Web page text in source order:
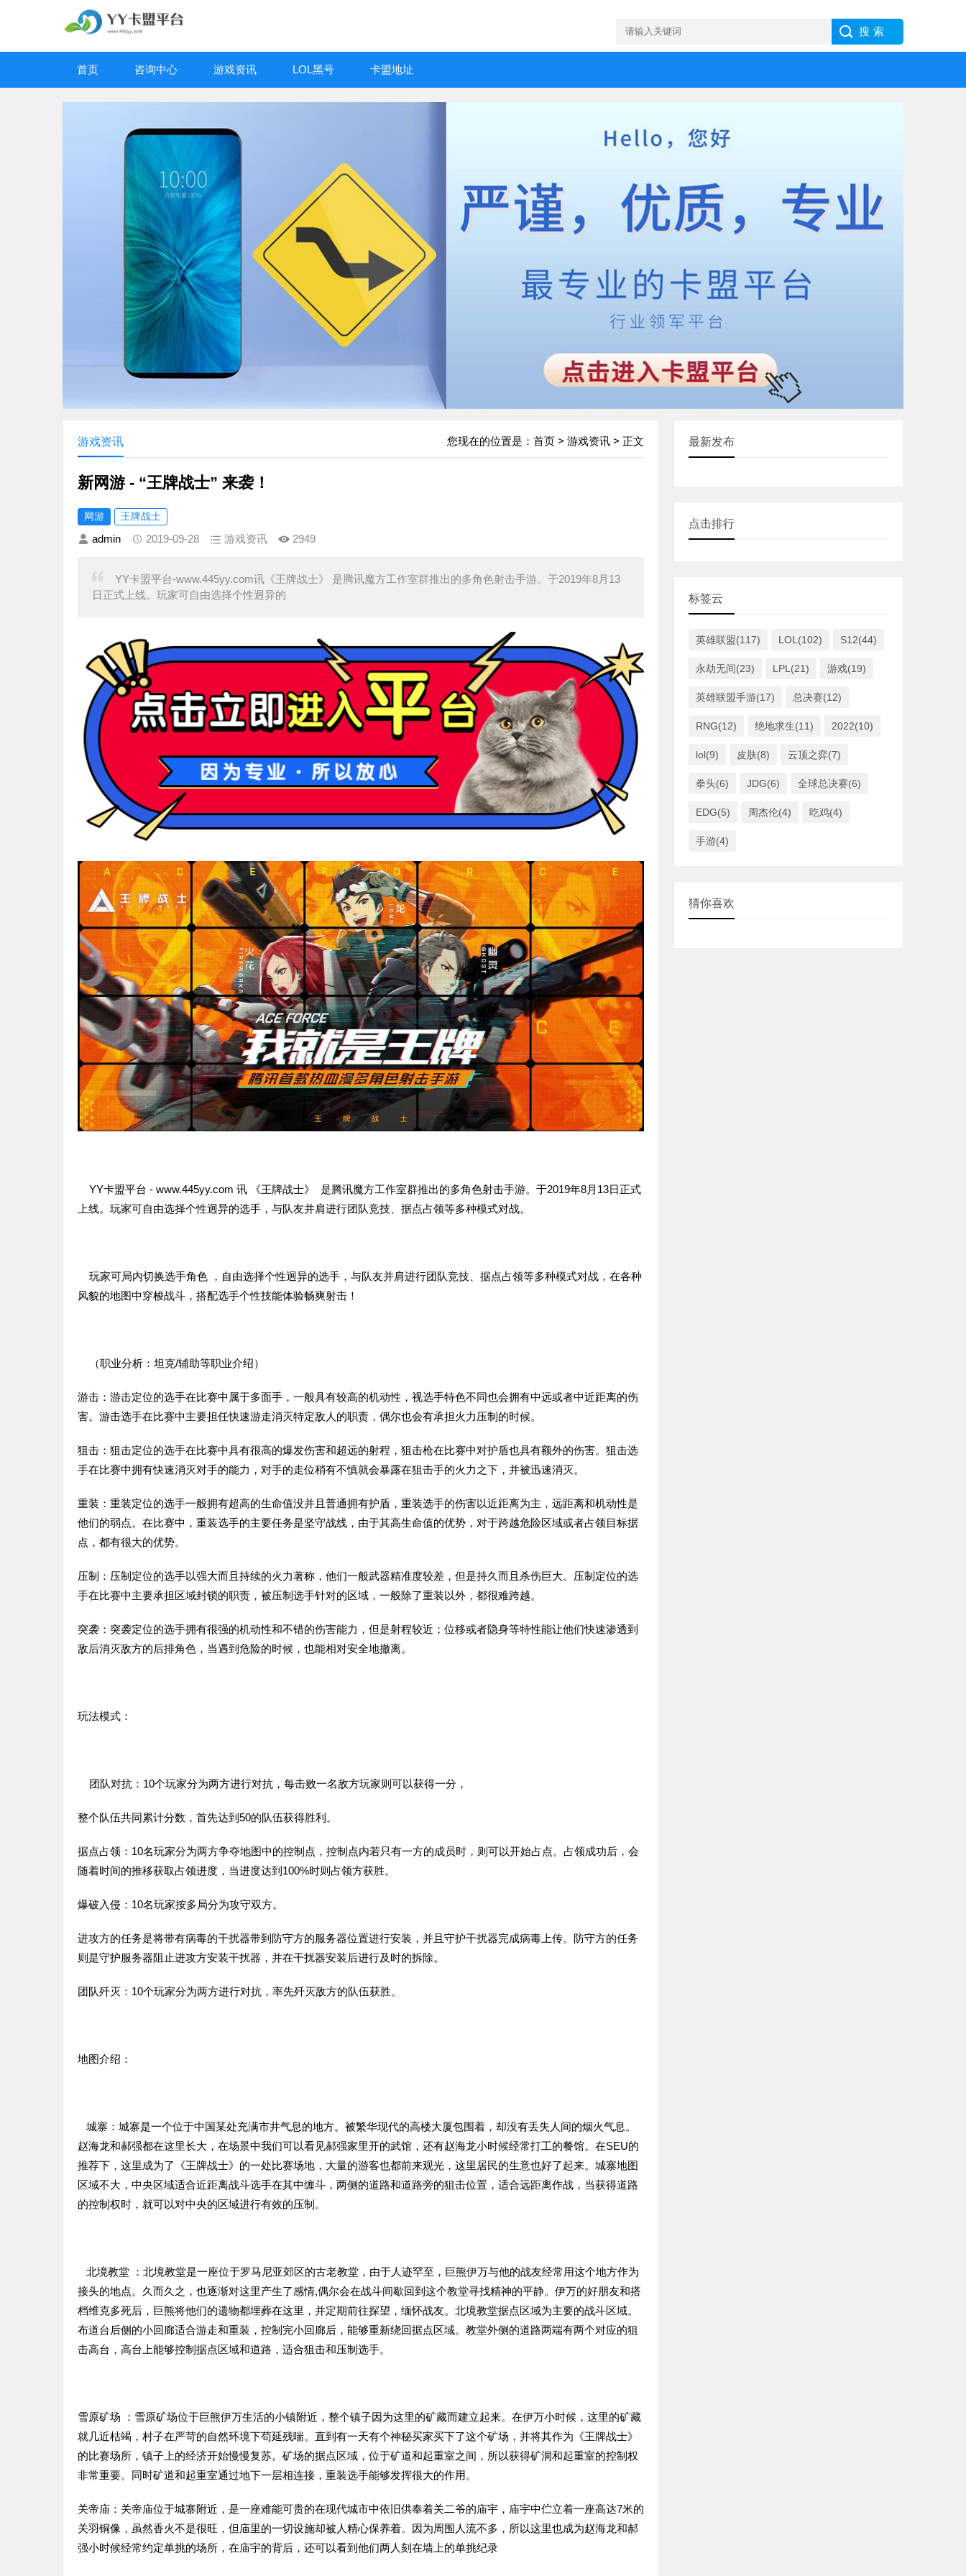
首页 咨询中心 游戏资讯 LOL黑号 卡盟地址
您现在的位置是： 首页 > 游戏资讯 > 正文
游戏资讯
新网游 - “王牌战士” 来袭！
网游 王牌战士
admin 2019-09-28 游戏资讯 2949
YY卡盟平台-www.445yy.com讯《王牌战士》 是腾讯魔方工作室群推出的多角色射击手游。于2019年8月13
日正式上线。玩家可自由选择个性迥异的
YY卡盟平台 - www.445yy.com 讯 《王牌战士》 是腾讯魔方工作室群推出的多角色射击手游。于2019年8月13日正式
上线。玩家可自由选择个性迥异的选手，与队友并肩进行团队竞技、据点占领等多种模式对战。
玩家可局内切换选手角色 ，自由选择个性迥异的选手，与队友并肩进行团队竞技、据点占领等多种模式对战，在各种
风貌的地图中穿梭战斗，搭配选手个性技能体验畅爽射击！
（职业分析：坦克/辅助等职业介绍）
游击：游击定位的选手在比赛中属于多面手，一般具有较高的机动性，视选手特色不同也会拥有中远或者中近距离的伤
害。游击选手在比赛中主要担任快速游走消灭特定敌人的职责，偶尔也会有承担火力压制的时候。
狙击：狙击定位的选手在比赛中具有很高的爆发伤害和超远的射程，狙击枪在比赛中对护盾也具有额外的伤害。狙击选
手在比赛中拥有快速消灭对手的能力，对手的走位稍有不慎就会暴露在狙击手的火力之下，并被迅速消灭。
重装：重装定位的选手一般拥有超高的生命值没并且普通拥有护盾，重装选手的伤害以近距离为主，远距离和机动性是
他们的弱点。在比赛中，重装选手的主要任务是坚守战线，由于其高生命值的优势，对于跨越危险区域或者占领目标据
点，都有很大的优势。
压制：压制定位的选手以强大而且持续的火力著称，他们一般武器精准度较差，但是持久而且杀伤巨大。压制定位的选
手在比赛中主要承担区域封锁的职责，被压制选手针对的区域，一般除了重装以外，都很难跨越。
突袭：突袭定位的选手拥有很强的机动性和不错的伤害能力，但是射程较近；位移或者隐身等特性能让他们快速渗透到
敌后消灭敌方的后排角色，当遇到危险的时候，也能相对安全地撤离。
玩法模式：
团队对抗：10个玩家分为两方进行对抗，每击败一名敌方玩家则可以获得一分，
整个队伍共同累计分数，首先达到50的队伍获得胜利。
据点占领：10名玩家分为两方争夺地图中的控制点，控制点内若只有一方的成员时，则可以开始占点。占领成功后，会
随着时间的推移获取占领进度，当进度达到100%时则占领方获胜。
爆破入侵：10名玩家按多局分为攻守双方。
进攻方的任务是将带有病毒的干扰器带到防守方的服务器位置进行安装，并且守护干扰器完成病毒上传。防守方的任务
则是守护服务器阻止进攻方安装干扰器，并在干扰器安装后进行及时的拆除。
团队歼灭：10个玩家分为两方进行对抗，率先歼灭敌方的队伍获胜。
地图介绍：
城寨：城寨是一个位于中国某处充满市井气息的地方。被繁华现代的高楼大厦包围着，却没有丢失人间的烟火气息。
赵海龙和郝强都在这里长大，在场景中我们可以看见郝强家里开的武馆，还有赵海龙小时候经常打工的餐馆。在SEU的
推荐下，这里成为了《王牌战士》的一处比赛场地，大量的游客也都前来观光，这里居民的生意也好了起来。城寨地图
区域不大，中央区域适合近距离战斗选手在其中缠斗，两侧的道路和道路旁的狙击位置，适合远距离作战，当获得道路
的控制权时，就可以对中央的区域进行有效的压制。
北境教堂 ：北境教堂是一座位于罗马尼亚郊区的古老教堂，由于人迹罕至，巨熊伊万与他的战友经常用这个地方作为
接头的地点。久而久之，也逐渐对这里产生了感情,偶尔会在战斗间歇回到这个教堂寻找精神的平静。伊万的好朋友和搭
档维克多死后，巨熊将他们的遗物都埋葬在这里，并定期前往探望，缅怀战友。北境教堂据点区域为主要的战斗区域。
布道台后侧的小回廊适合游走和重装，控制完小回廊后，能够重新绕回据点区域。教堂外侧的道路两端有两个对应的狙
击高台，高台上能够控制据点区域和道路，适合狙击和压制选手。
雪原矿场 ：雪原矿场位于巨熊伊万生活的小镇附近，整个镇子因为这里的矿藏而建立起来。在伊万小时候，这里的矿藏
就几近枯竭，村子在严苛的自然环境下苟延残喘。直到有一天有个神秘买家买下了这个矿场，并将其作为《王牌战士》
的比赛场所，镇子上的经济开始慢慢复苏。矿场的据点区域，位于矿道和起重室之间，所以获得矿洞和起重室的控制权
非常重要。同时矿道和起重室通过地下一层相连接，重装选手能够发挥很大的作用。
关帝庙：关帝庙位于城寨附近，是一座难能可贵的在现代城市中依旧供奉着关二爷的庙宇，庙宇中伫立着一座高达7米的
关羽铜像，虽然香火不是很旺，但庙里的一切设施却被人精心保养着。因为周围人流不多，所以这里也成为赵海龙和郝
强小时候经常约定单挑的场所，在庙宇的背后，还可以看到他们两人刻在墙上的单挑纪录
最新发布
点击排行
标签云
英雄联盟(117) LOL(102) S12(44)
永劫无间(23) LPL(21) 游戏(19)
英雄联盟手游(17) 总决赛(12)
RNG(12) 绝地求生(11) 2022(10)
lol(9) 皮肤(8) 云顶之弈(7)
拳头(6) JDG(6) 全球总决赛(6)
EDG(5) 周杰伦(4) 吃鸡(4)
手游(4)
猜你喜欢